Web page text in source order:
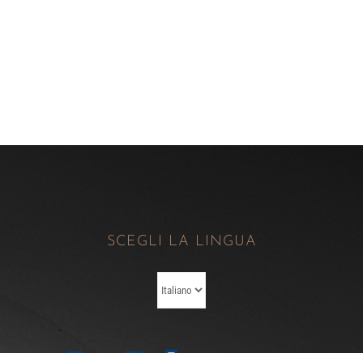
SCEGLI LA LINGUA